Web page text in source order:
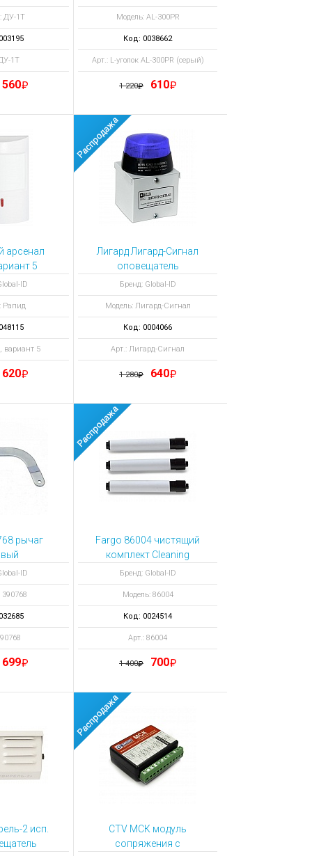
ДУ-1Т
1Т
560
Модель: AL-300PR
Код: 0038662
Арт.: L-уголок AL-300PR (серый)
1 220 610
арсенал
5
объемный
ID
Рапид
вариант 5
620
Лигард Лигард-Сигнал
оповещатель
светозвуковой
Бренд: Global-ID
Модель: Лигард-Сигнал
Код: 0004066
Арт.: Лигард-Сигнал
1 280 640
рычаг
ID
699
Fargo 86004 чистящий
комплект Cleaning
Rollers чистящие
ролики 10 штук
Бренд: Global-ID
Модель: 86004
Код: 0024514
Арт.: 86004
1 400 700
2 исп.
CTV МСК модуль
сопряжения с